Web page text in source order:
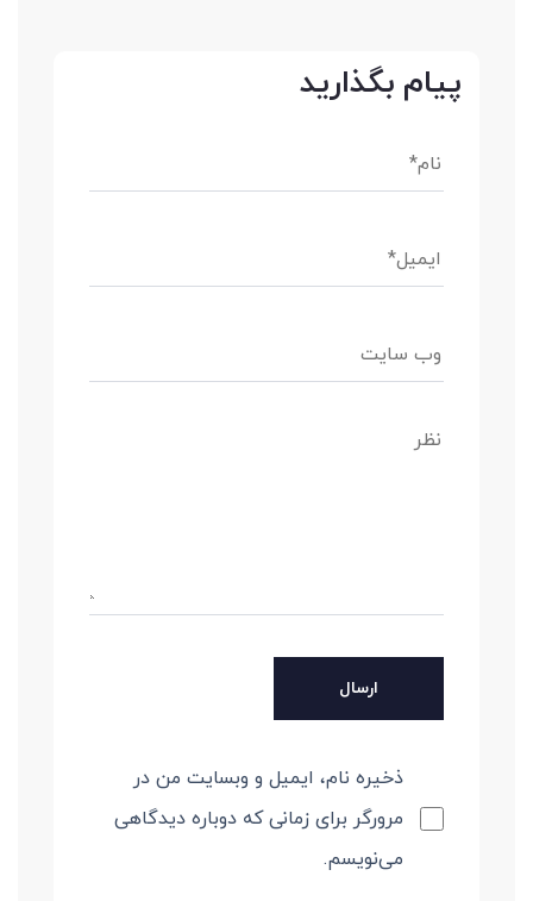
پیام بگذارید
ذخیره نام، ایمیل و وبسایت من در
مرورگر برای زمانی که دوباره دیدگاهی
می‌نویسم.